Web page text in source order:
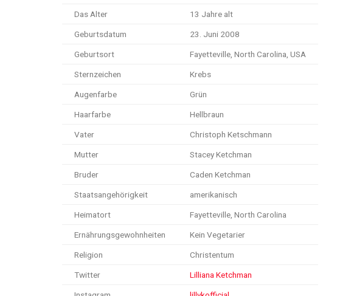
Das Alter 13 Jahre alt
Geburtsdatum 23. Juni 2008
Geburtsort Fayetteville, North Carolina, USA
Sternzeichen Krebs
Augenfarbe Grün
Haarfarbe Hellbraun
Vater Christoph Ketschmann
Mutter Stacey Ketchman
Bruder Caden Ketchman
Staatsangehörigkeit amerikanisch
Heimatort Fayetteville, North Carolina
Ernährungsgewohnheiten Kein Vegetarier
Religion Christentum
Twitter Lilliana Ketchman